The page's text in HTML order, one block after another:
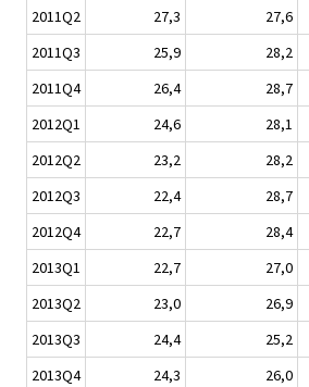
2011Q2
27,3 27,6
2011Q3
25,9 28,2
2011Q4
26,4 28,7
2012Q1
24,6 28,1
2012Q2
23,2 28,2
2012Q3
22,4 28,7
2012Q4
22,7 28,4
2013Q1
22,7 27,0
2013Q2
23,0 26,9
2013Q3
24,4 25,2
2013Q4
24,3 26,0